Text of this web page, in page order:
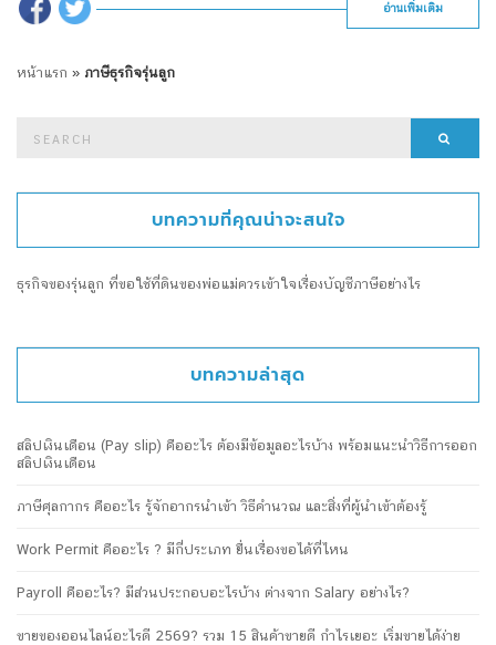
อ่านเพิ่มเติม
หน้าแรก » ภาษีธุรกิจรุ่นลูก
บทความที่คุณน่าจะสนใจ
ธุรกิจของรุ่นลูก ที่ขอใช้ที่ดินของพ่อแม่ควรเข้าใจเรื่องบัญชีภาษีอย่างไร
บทความล่าสุด
สลิปเงินเดือน (Pay slip) คืออะไร ต้องมีข้อมูลอะไรบ้าง พร้อมแนะนำวิธีการออก
สลิปเงินเดือน
ภาษีศุลกากร คืออะไร รู้จักอากรนำเข้า วิธีคำนวณ และสิ่งที่ผู้นำเข้าต้องรู้
Work Permit คืออะไร ? มีกี่ประเภท ยื่นเรื่องขอได้ที่ไหน
Payroll คืออะไร? มีส่วนประกอบอะไรบ้าง ต่างจาก Salary อย่างไร?
ขายของออนไลน์อะไรดี 2569? รวม 15 สินค้าขายดี กำไรเยอะ เริ่มขายได้ง่าย